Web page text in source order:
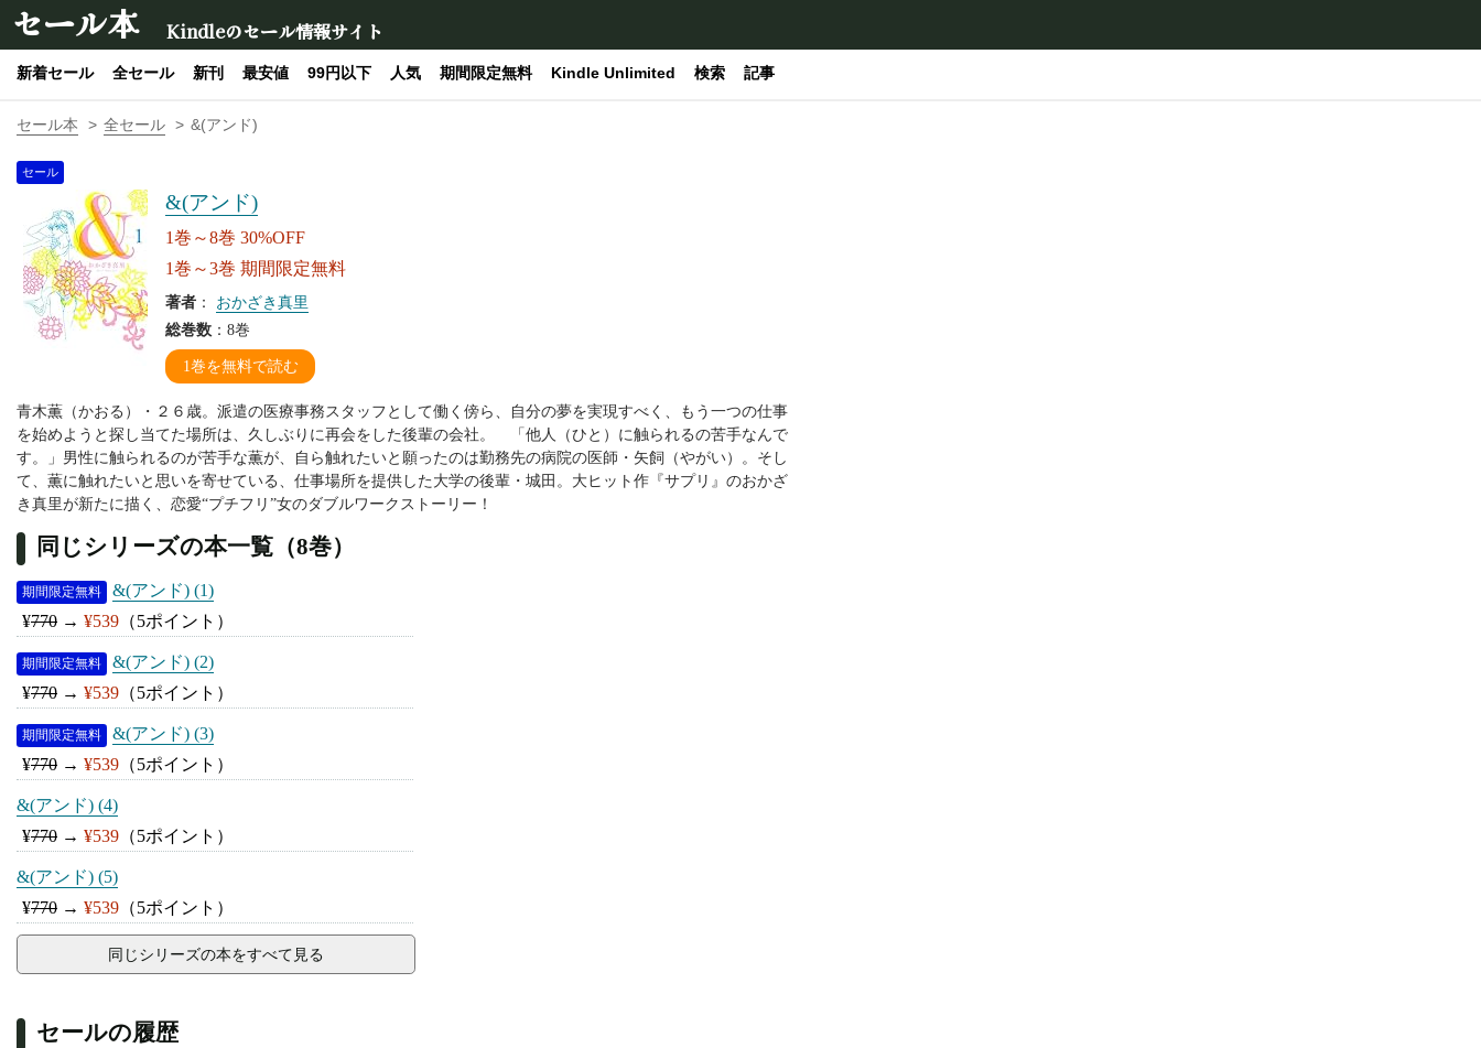
セール本 Kindleのセール情報サイト
新着セール 全セール 新刊 最安値 99円以下 人気 期間限定無料 Kindle Unlimited 検索 記事
セール本 全セール &(アンド)
セール
&(アンド)
1巻～8巻 30%OFF
1巻～3巻 期間限定無料
著者 ： おかざき真里
総巻数 ：8巻
1巻を無料で読む
青木薫（かおる）・２６歳。派遣の医療事務スタッフとして働く傍ら、自分の夢を実現すべく、もう一つの仕事
を始めようと探し当てた場所は、久しぶりに再会をした後輩の会社。 「他人（ひと）に触られるの苦手なんで
す。」男性に触られるのが苦手な薫が、自ら触れたいと願ったのは勤務先の病院の医師・矢飼（やがい）。そし
て、薫に触れたいと思いを寄せている、仕事場所を提供した大学の後輩・城田。大ヒット作『サプリ』のおかざ
き真里が新たに描く、恋愛“プチフリ”女のダブルワークストーリー！
同じシリーズの本一覧（8巻）
期間限定無料
&(アンド) (1)
¥770 → ¥539 （5ポイント）
期間限定無料
&(アンド) (2)
¥770 → ¥539 （5ポイント）
期間限定無料
&(アンド) (3)
¥770 → ¥539 （5ポイント）
&(アンド) (4)
¥770 → ¥539 （5ポイント）
&(アンド) (5)
¥770 → ¥539 （5ポイント）
同じシリーズの本をすべて見る
セールの履歴